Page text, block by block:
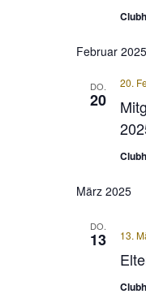
Februar 2025
DO.
20
20.
März 2025
DO.
13
13.